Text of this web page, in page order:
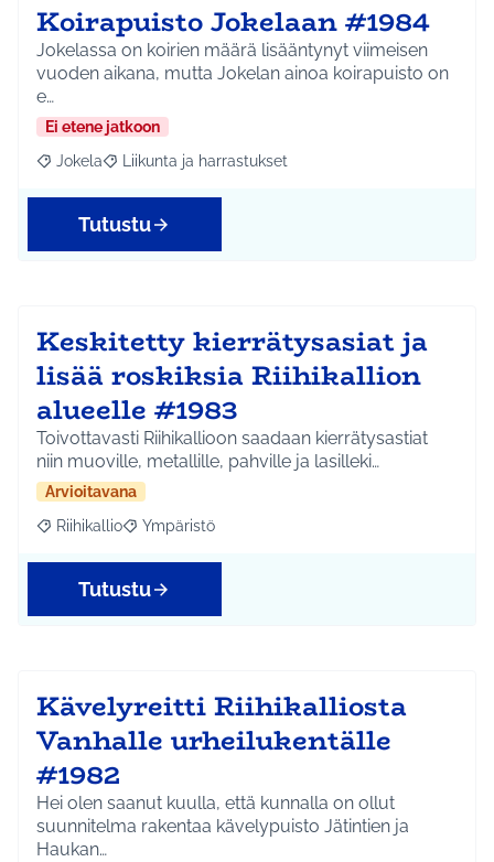
Koirapuisto Jokelaan #1984
Jokelassa on koirien määrä lisääntynyt viimeisen
vuoden aikana, mutta Jokelan ainoa koirapuisto on
e…
Ei etene jatkoon
Rajaa tulokset aihepiirin mukaan: Jokela
Jokela Rajaa tulokset teeman mukaan: Liikunta ja
Liikunta ja harrastukset
Tutustu
Keskitetty kierrätysasiat ja
lisää roskiksia Riihikallion
alueelle #1983
Toivottavasti Riihikallioon saadaan kierrätysastiat
niin muoville, metallille, pahville ja lasilleki…
Arvioitavana
Rajaa tulokset aihepiirin mukaan: Riihikallio
Riihikallio Rajaa tulokset teeman mukaan: Ympäristö
Ympäristö
Tutustu
Kävelyreitti Riihikalliosta
Vanhalle urheilukentälle
#1982
Hei olen saanut kuulla, että kunnalla on ollut
suunnitelma rakentaa kävelypuisto Jätintien ja
Haukan…